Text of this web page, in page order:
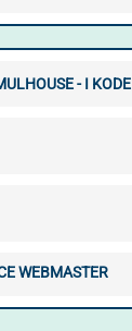
- I KODE
WEBMASTER